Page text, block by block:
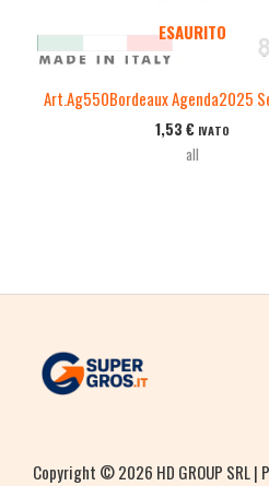
ESAURITO
Art.Ag550Bordeaux Agenda2025
1,53 € IVATO
all
Copyright © 2026 HD GROUP SRL |